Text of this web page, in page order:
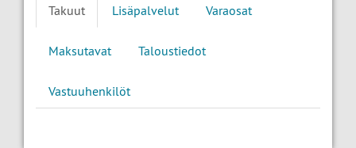
Takuut Lisäpalvelut Varaosat
Maksutavat Taloustiedot
Vastuuhenkilöt